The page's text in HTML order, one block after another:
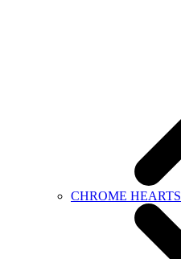
CHROME HEARTS